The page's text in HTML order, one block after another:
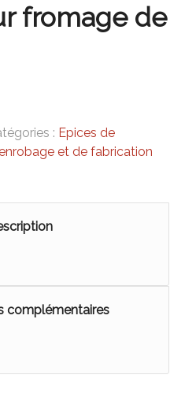
fromage de
: Epices de
et de fabrication
complémentaires